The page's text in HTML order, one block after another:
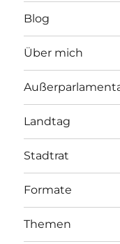
Blog
Über mich
Landtag
Stadtrat
Formate
Themen